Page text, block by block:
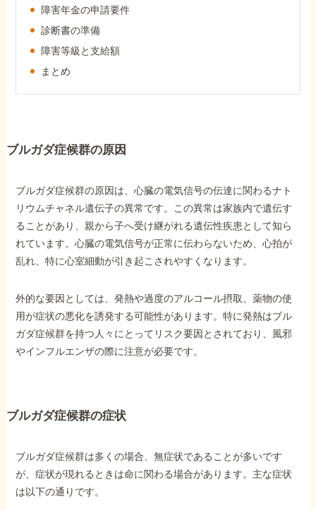
他社と何が違うの？
当事務所に
お電話でのお問い合わせ
089-907-3797
障害年金の申請要件
診断書の準備
障害等級と支給額
まとめ
ブルガダ症候群の原因
ブルガダ症候群の原因は、心臓の電気信号の伝達に関わるナト
リウムチャネル遺伝子の異常です。この異常は家族内で遺伝す
ることがあり、親から子へ受け継がれる遺伝性疾患として知ら
れています。心臓の電気信号が正常に伝わらないため、心拍が
乱れ、特に心室細動が引き起こされやすくなります。
外的な要因としては、発熱や過度のアルコール摂取、薬物の使
用が症状の悪化を誘発する可能性があります。特に発熱はブル
ガダ症候群を持つ人々にとってリスク要因とされており、風邪
やインフルエンザの際に注意が必要です。
ブルガダ症候群の症状
ブルガダ症候群は多くの場合、無症状であることが多いです
が、症状が現れるときは命に関わる場合があります。主な症状
は以下の通りです。